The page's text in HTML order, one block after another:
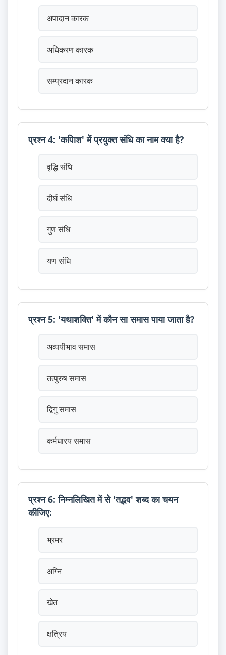
अपादान कारक
अधिकरण कारक
सम्प्रदान कारक
प्रश्न 4: 'कपिाश' में प्रयुक्त संधि का नाम क्या है?
वृद्धि संधि
दीर्घ संधि
गुण संधि
यण संधि
प्रश्न 5: 'यथाशक्ति' में कौन सा समास पाया जाता है?
अव्ययीभाव समास
तत्पुरुष समास
द्विगु समास
कर्मधारय समास
प्रश्न 6: निम्नलिखित में से 'तद्भव' शब्द का चयन
कीजिए:
भ्रमर
अग्नि
खेत
क्षत्रिय